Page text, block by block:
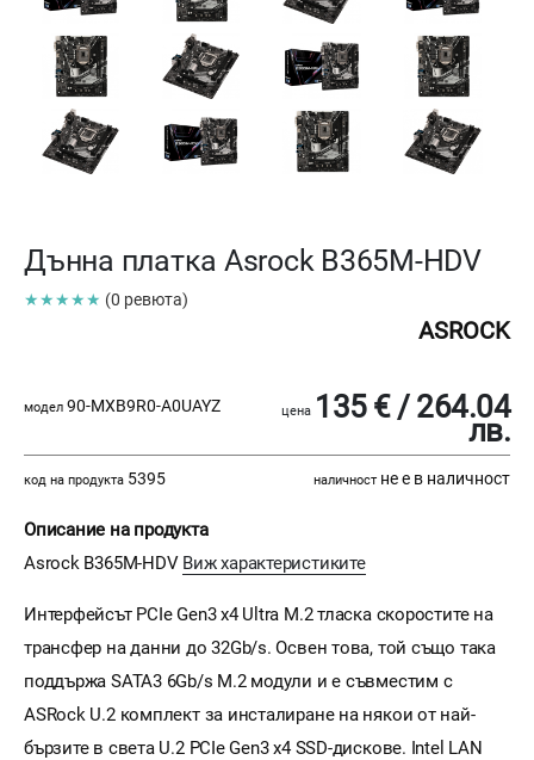
Дънна платка Asrock B365M-HDV
★★★★★ (0 ревюта)
ASROCK
модел 90-MXB9R0-A0UAYZ цена 135 € / 264.04
лв.
код на продукта 5395 наличност не е в наличност
Описание на продукта
Asrock B365M-HDV Виж характеристиките
Интерфейсът PCIe Gen3 x4 Ultra M.2 тласка скоростите на
трансфер на данни до 32Gb/s. Освен това, той също така
поддържа SATA3 6Gb/s M.2 модули и е съвместим с
ASRock U.2 комплект за инсталиране на някои от най-
бързите в света U.2 PCIe Gen3 x4 SSD-дискове. Intel LAN